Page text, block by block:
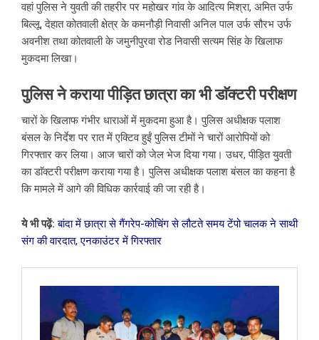
वहां पुलिस ने युवती की तहरीर पर महोखर गांव के आदित्य मिश्रा, अमित उर्फ
बिल्लू, देहात कोतवाली क्षेत्र के कमनौड़ी निवासी अनिल पाल उर्फ सौरभ उर्फ
अवनीश तथा कोतवाली के जमुनीपुरवा रोड निवासी सत्यम सिंह के खिलाफ
मुकदमा लिखा।
पुलिस ने कराया पीड़ित छात्रा का भी डाॅक्टरी परीक्षण
चारों के खिलाफ गंभीर धाराओं में मुकदमा हुआ है। पुलिस अधीक्षक पलाश
बंसल के निर्देश पर रात में एक्टिव हुईं पुलिस टीमों ने चारों आरोपियों को
गिरफ्तार कर लिया। आज चारों को जेल भेज दिया गया। उधर, पीड़ित युवती
का डाॅक्टरी परीक्षण कराया गया है। पुलिस अधीक्षक पलाश बंसल का कहना है
कि मामले में आगे की विधिक कार्रवाई की जा रही है।
ये भी पढ़ें: बांदा में छात्रा से गैंगरेप-कोचिंग से लौटते समय टेंपो चालक ने साथी
संग की वारदात, एनकाउंटर में गिरफ्तार